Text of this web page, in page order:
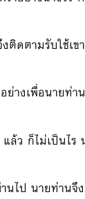
ดตามรับใช้เข
างเพื่อนายท่
ล้ว ก็ไม่เป็นไ
านไป นายท่า